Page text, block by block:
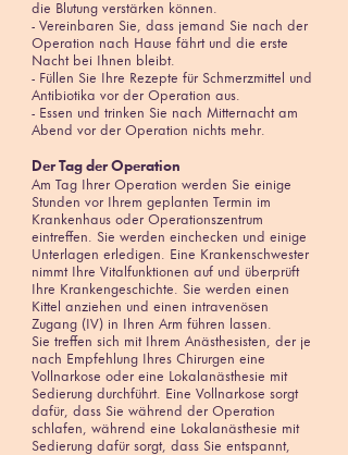
die Blutung verstärken können.
- Vereinbaren Sie, dass jemand Sie nach der
Operation nach Hause fährt und die erste
Nacht bei Ihnen bleibt.
- Füllen Sie Ihre Rezepte für Schmerzmittel und
Antibiotika vor der Operation aus.
- Essen und trinken Sie nach Mitternacht am
Abend vor der Operation nichts mehr.
Der Tag der Operation
Am Tag Ihrer Operation werden Sie einige
Stunden vor Ihrem geplanten Termin im
Krankenhaus oder Operationszentrum
eintreffen. Sie werden einchecken und einige
Unterlagen erledigen. Eine Krankenschwester
nimmt Ihre Vitalfunktionen auf und überprüft
Ihre Krankengeschichte. Sie werden einen
Kittel anziehen und einen intravenösen
Zugang (IV) in Ihren Arm führen lassen.
Sie treffen sich mit Ihrem Anästhesisten, der je
nach Empfehlung Ihres Chirurgen eine
Vollnarkose oder eine Lokalanästhesie mit
Sedierung durchführt. Eine Vollnarkose sorgt
dafür, dass Sie während der Operation
schlafen, während eine Lokalanästhesie mit
Sedierung dafür sorgt, dass Sie entspannt,